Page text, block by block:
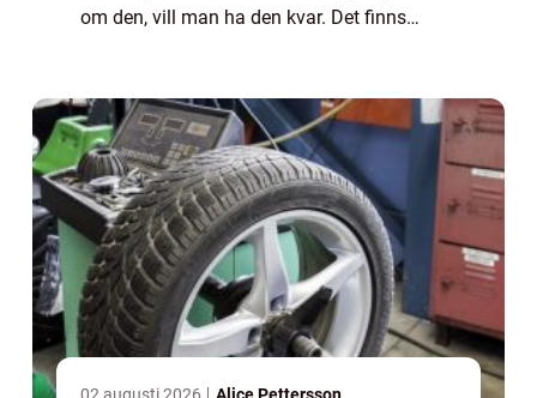
om den, vill man ha den kvar. Det finns